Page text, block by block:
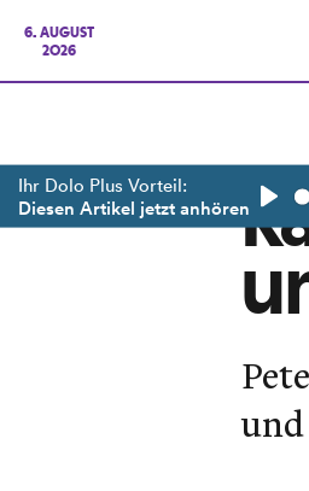
6. AUGUST
2026
Ihr Dolo Plus Vorteil:
Diesen Artikel jetzt anhören
Play